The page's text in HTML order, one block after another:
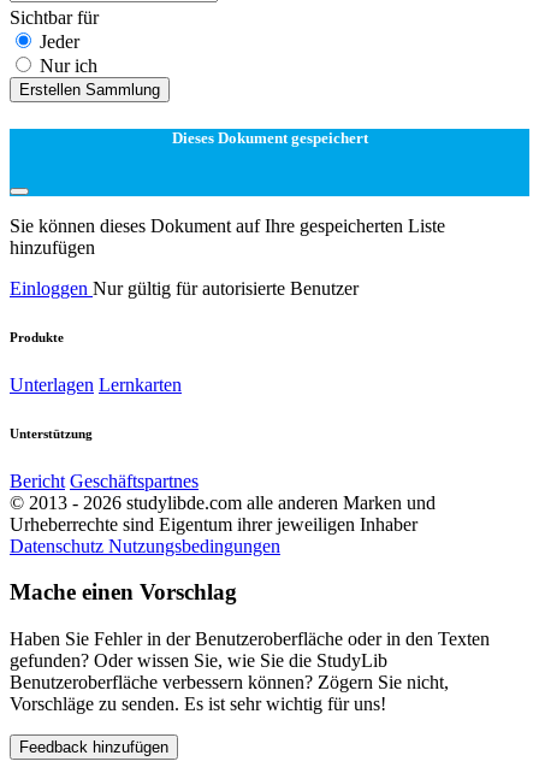
Sichtbar für
Jeder
Nur ich
Erstellen Sammlung
Dieses Dokument gespeichert
Sie können dieses Dokument auf Ihre gespeicherten Liste
hinzufügen
Einloggen Nur gültig für autorisierte Benutzer
Produkte
Unterlagen Lernkarten
Unterstützung
Bericht Geschäftspartnes
© 2013 - 2026 studylibde.com alle anderen Marken und
Urheberrechte sind Eigentum ihrer jeweiligen Inhaber
Datenschutz Nutzungsbedingungen
Mache einen Vorschlag
Haben Sie Fehler in der Benutzeroberfläche oder in den Texten
gefunden? Oder wissen Sie, wie Sie die StudyLib
Benutzeroberfläche verbessern können? Zögern Sie nicht,
Vorschläge zu senden. Es ist sehr wichtig für uns!
Feedback hinzufügen